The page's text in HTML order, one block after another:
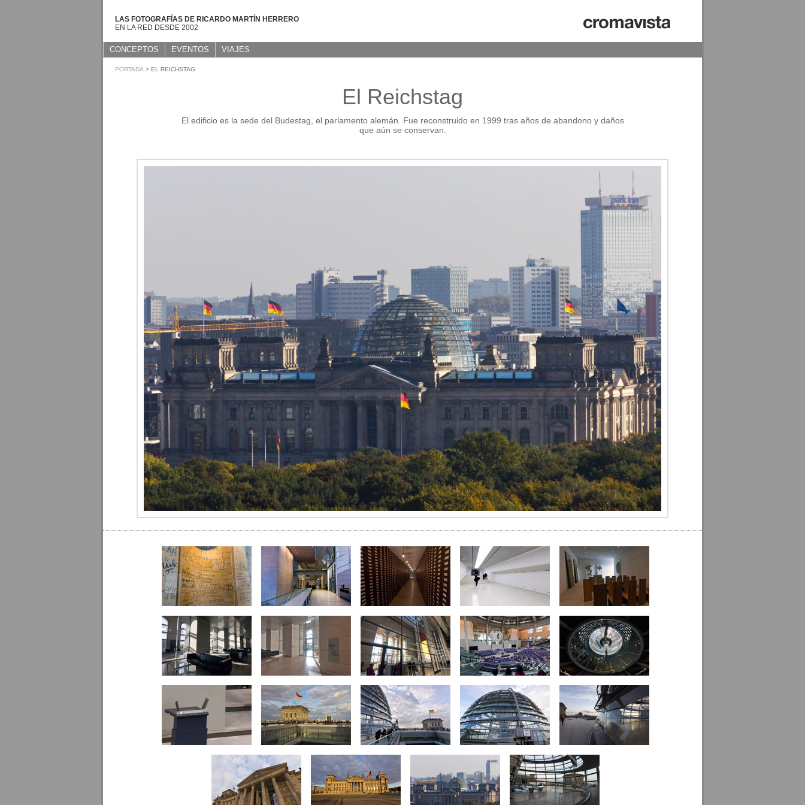
LAS FOTOGRAFÍAS DE RICARDO MARTÍN HERRERO
EN LA RED DESDE 2002
CONCEPTOS EVENTOS VIAJES
PORTADA > EL REICHSTAG
El Reichstag
El edificio es la sede del Budestag, el parlamento alemán. Fue reconstruido en 1999 tras años de abandono y daños
que aún se conservan.